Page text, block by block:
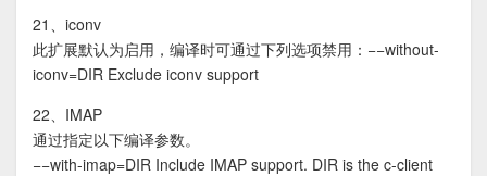
21、iconv
此扩展默认为启用，编译时可通过下列选项禁用：−−without-
iconv=DIR Exclude iconv support
22、IMAP
通过指定以下编译参数。
−−with-imap=DIR Include IMAP support. DIR is the c-client